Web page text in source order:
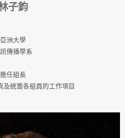
子鈞
亞洲大學
傳播學系
擔任組長
及統籌各組員的工作項目